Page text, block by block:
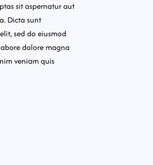
sit aspernatur aut
Dicta sunt
sed do eiusmod
dolore magna
veniam quis